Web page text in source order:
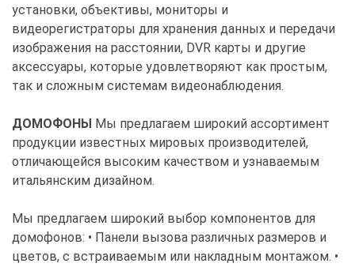
установки, объективы, мониторы и
видеорегистраторы для хранения данных и передачи
изображения на расстоянии, DVR карты и другие
аксессуары, которые удовлетворяют как простым,
так и сложным системам видеонаблюдения.
ДОМОФОНЫ Мы предлагаем широкий ассортимент
продукции известных мировых производителей,
отличающейся высоким качеством и узнаваемым
итальянским дизайном.
Мы предлагаем широкий выбор компонентов для
домофонов: • Панели вызова различных размеров и
цветов, с встраиваемым или накладным монтажом. •